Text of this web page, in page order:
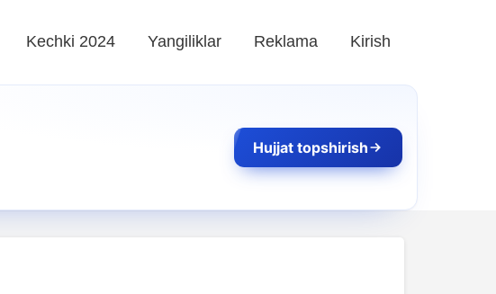
Kechki 2024 Yangiliklar Reklama Kirish
Hujjat topshirish